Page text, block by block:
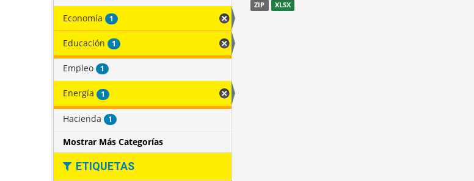
Economía 1
Educación 1
Empleo 1
Energía 1
Hacienda 1
Mostrar Más Categorías
ETIQUETAS
ZIP XLSX